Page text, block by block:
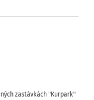
zastávkách "Kurpark"